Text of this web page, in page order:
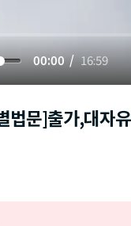
00:00 16:59
법문]출가,대자